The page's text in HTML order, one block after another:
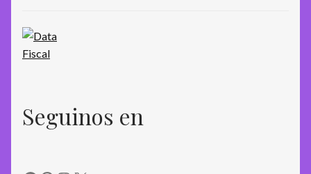
Seguinos en